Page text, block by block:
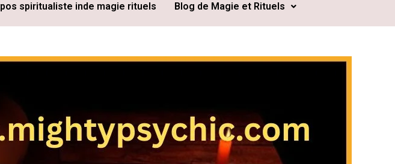
spiritualiste inde magie rituels Blog de Magie et Rituels